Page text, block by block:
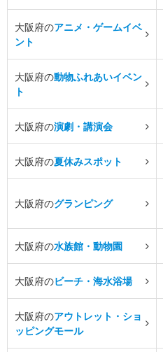
大阪府のアニメ・ゲームイベ
ント
大阪府の動物ふれあいイベン
ト
大阪府の演劇・講演会
大阪府の夏休みスポット
大阪府のグランピング
大阪府の水族館・動物園
大阪府のビーチ・海水浴場
大阪府のアウトレット・ショ
ッピングモール